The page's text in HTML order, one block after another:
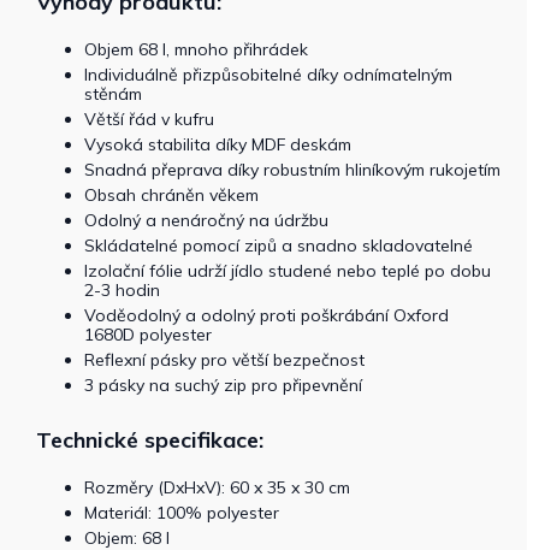
Objem 68 l, mnoho přihrádek
Individuálně přizpůsobitelné díky odnímatelným
stěnám
Větší řád v kufru
Vysoká stabilita díky MDF deskám
Snadná přeprava díky robustním hliníkovým rukojetím
Obsah chráněn věkem
Odolný a nenáročný na údržbu
Skládatelné pomocí zipů a snadno skladovatelné
Izolační fólie udrží jídlo studené nebo teplé po dobu
2-3 hodin
Voděodolný a odolný proti poškrábání Oxford
1680D polyester
Reflexní pásky pro větší bezpečnost
3 pásky na suchý zip pro připevnění
Technické specifikace:
Rozměry (DxHxV): 60 x 35 x 30 cm
Materiál: 100% polyester
Objem: 68 l